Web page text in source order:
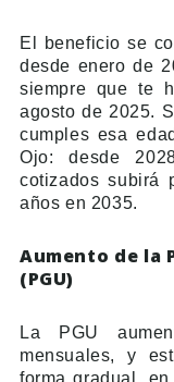
El beneficio se
desde enero de
siempre que te
agosto de 2025.
cumples esa
Ojo: desde
cotizados subirá
años en 2035.
Aumento de la
(PGU)
La PGU
mensuales, y
forma gradual,